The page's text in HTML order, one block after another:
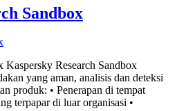
Sandbox
Kaspersky Research Sandbox
yang aman, analisis dan deteksi
produk: • Penerapan di tempat
terpapar di luar organisasi •